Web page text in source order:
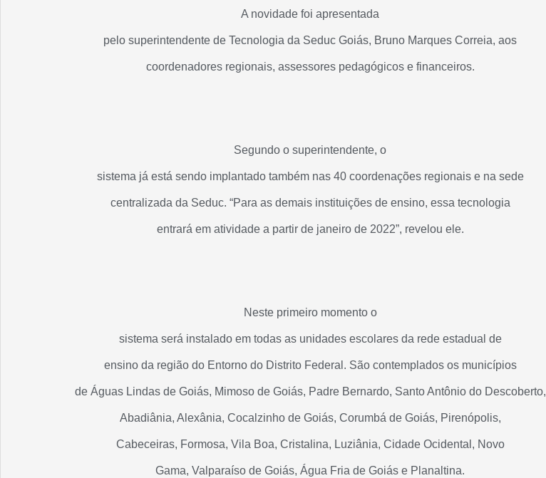
A novidade foi apresentada
pelo superintendente de Tecnologia da Seduc Goiás, Bruno Marques Correia, aos
coordenadores regionais, assessores pedagógicos e financeiros.
Segundo o superintendente, o
sistema já está sendo implantado também nas 40 coordenações regionais e na sede
centralizada da Seduc. “Para as demais instituições de ensino, essa tecnologia
entrará em atividade a partir de janeiro de 2022”, revelou ele.
Neste primeiro momento o
sistema será instalado em todas as unidades escolares da rede estadual de
ensino da região do Entorno do Distrito Federal. São contemplados os municípios
de Águas Lindas de Goiás, Mimoso de Goiás, Padre Bernardo, Santo Antônio do Descoberto,
Abadiânia, Alexânia, Cocalzinho de Goiás, Corumbá de Goiás, Pirenópolis,
Cabeceiras, Formosa, Vila Boa, Cristalina, Luziânia, Cidade Ocidental, Novo
Gama, Valparaíso de Goiás, Água Fria de Goiás e Planaltina.